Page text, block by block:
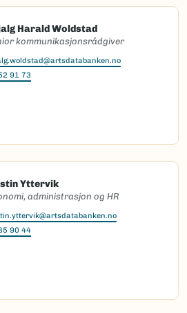
Harald Woldstad
kommunikasjonsrådgiver
91 73
Yttervik
administrasjon og HR
90 44